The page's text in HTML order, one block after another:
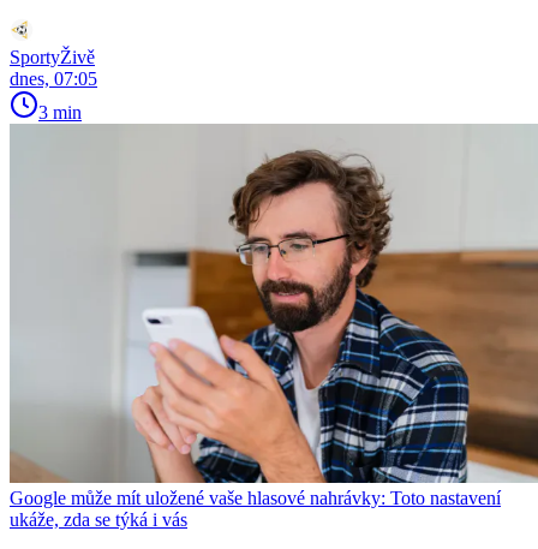
SportyŽivě
dnes, 07:05
3 min
Google může mít uložené vaše hlasové nahrávky: Toto nastavení
ukáže, zda se týká i vás